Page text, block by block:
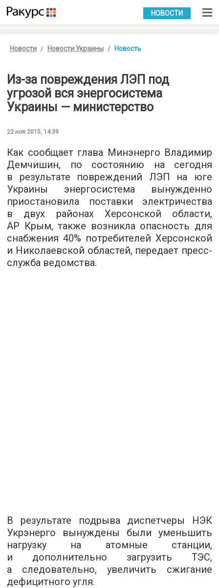
УКР РУС
НОВОСТИ
Новости Новости Украины Новость
Из-за повреждения ЛЭП под
угрозой вся энергосистема
Украины — министерство
22 ноя 2015, 14:39
Как сообщает глава Минэнерго Владимир
Демчишин, по состоянию на сегодня
в результате повреждений ЛЭП на юге
Украины энергосистема вынужденно
приостановила поставки электричества
в двух районах Херсонской области,
АР Крым, также возникла опасность для
снабжения 40% потребителей Херсонской
и Николаевской областей, передает пресс-
служба ведомства.
В результате подрыва диспетчеры НЭК
Укрэнерго вынуждены были уменьшить
нагрузку на атомные станции,
и дополнительно загрузить ТЭС,
а следовательно, увеличить сжигание
дефицитного угля.